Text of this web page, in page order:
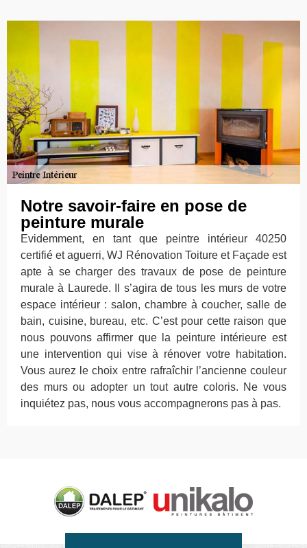
Notre savoir-faire en pose de
peinture murale
Evidemment, en tant que peintre intérieur 40250
certifié et aguerri, WJ Rénovation Toiture et Façade est
apte à se charger des travaux de pose de peinture
murale à Laurede. Il s’agira de tous les murs de votre
espace intérieur : salon, chambre à coucher, salle de
bain, cuisine, bureau, etc. C’est pour cette raison que
nous pouvons affirmer que la peinture intérieure est
une intervention qui vise à rénover votre habitation.
Vous aurez le choix entre rafraîchir l’ancienne couleur
des murs ou adopter un tout autre coloris. Ne vous
inquiétez pas, nous vous accompagnerons pas à pas.